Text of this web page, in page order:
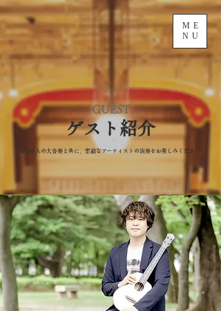
ME
NU
​ゲスト紹介
GUEST
1000人の大合奏と共に、素敵なアーティストの演奏をお楽しみください